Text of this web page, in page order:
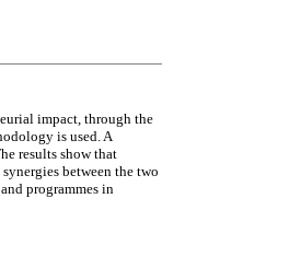
impact, through the
is used. A
results show that
between the two
programmes in